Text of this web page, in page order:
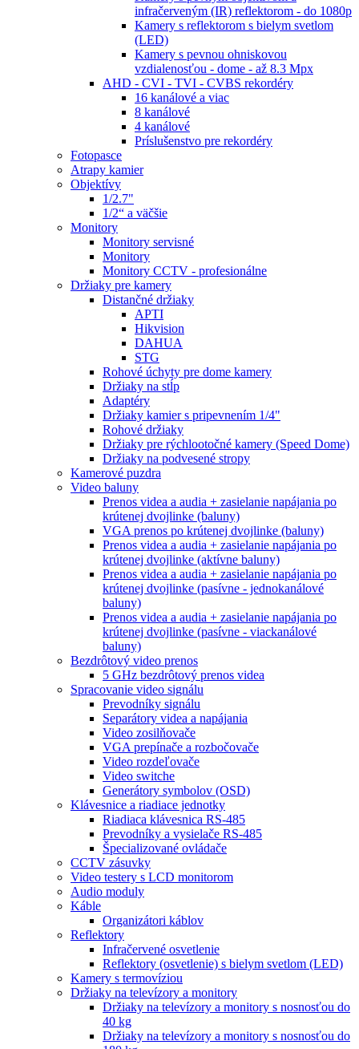
infračerveným (IR) reflektorom - do 1080p
Kamery s reflektorom s bielym svetlom
(LED)
Kamery s pevnou ohniskovou
vzdialenosťou - dome - až 8.3 Mpx
AHD - CVI - TVI - CVBS rekordéry
16 kanálové a viac
8 kanálové
4 kanálové
Príslušenstvo pre rekordéry
Fotopasce
Atrapy kamier
Objektívy
1/2.7"
1/2“ a väčšie
Monitory
Monitory servisné
Monitory
Monitory CCTV - profesionálne
Držiaky pre kamery
Distančné držiaky
APTI
Hikvision
DAHUA
STG
Rohové úchyty pre dome kamery
Držiaky na stĺp
Adaptéry
Držiaky kamier s pripevnením 1/4"
Rohové držiaky
Držiaky pre rýchlootočné kamery (Speed Dome)
Držiaky na podvesené stropy
Kamerové puzdra
Video baluny
Prenos videa a audia + zasielanie napájania po
krútenej dvojlinke (baluny)
VGA prenos po krútenej dvojlinke (baluny)
Prenos videa a audia + zasielanie napájania po
krútenej dvojlinke (aktívne baluny)
Prenos videa a audia + zasielanie napájania po
krútenej dvojlinke (pasívne - jednokanálové
baluny)
Prenos videa a audia + zasielanie napájania po
krútenej dvojlinke (pasívne - viackanálové
baluny)
Bezdrôtový video prenos
5 GHz bezdrôtový prenos videa
Spracovanie video signálu
Prevodníky signálu
Separátory videa a napájania
Video zosilňovače
VGA prepínače a rozbočovače
Video rozdeľovače
Video switche
Generátory symbolov (OSD)
Klávesnice a riadiace jednotky
Riadiaca klávesnica RS-485
Prevodníky a vysielače RS-485
Špecializované ovládače
CCTV zásuvky
Video testery s LCD monitorom
Audio moduly
Káble
Organizátori káblov
Reflektory
Infračervené osvetlenie
Reflektory (osvetlenie) s bielym svetlom (LED)
Kamery s termovíziou
Držiaky na televízory a monitory
Držiaky na televízory a monitory s nosnosťou do
40 kg
Držiaky na televízory a monitory s nosnosťou do